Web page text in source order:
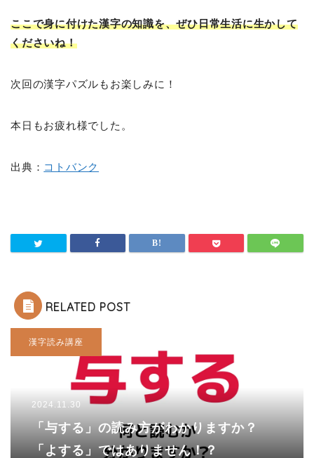
ここで身に付けた漢字の知識を、ぜひ日常生活に生かして
くださいね！
次回の漢字パズルもお楽しみに！
本日もお疲れ様でした。
出典： コトバンク
RELATED POST
漢字読み講座
2024.11.30
「与する」の読み方がわかりますか？
「よする」ではありません！？